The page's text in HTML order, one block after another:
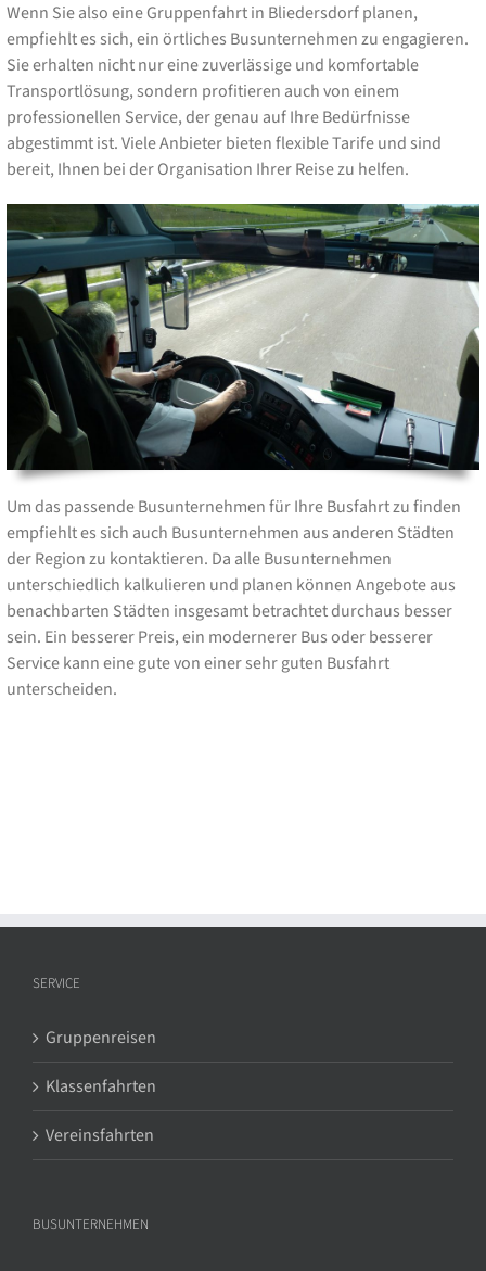
Wenn Sie also eine Gruppenfahrt in Bliedersdorf planen,
empfiehlt es sich, ein örtliches Busunternehmen zu engagieren.
Sie erhalten nicht nur eine zuverlässige und komfortable
Transportlösung, sondern profitieren auch von einem
professionellen Service, der genau auf Ihre Bedürfnisse
abgestimmt ist. Viele Anbieter bieten flexible Tarife und sind
bereit, Ihnen bei der Organisation Ihrer Reise zu helfen.
Um das passende Busunternehmen für Ihre Busfahrt zu finden
empfiehlt es sich auch Busunternehmen aus anderen Städten
der Region zu kontaktieren. Da alle Busunternehmen
unterschiedlich kalkulieren und planen können Angebote aus
benachbarten Städten insgesamt betrachtet durchaus besser
sein. Ein besserer Preis, ein modernerer Bus oder besserer
Service kann eine gute von einer sehr guten Busfahrt
unterscheiden.
SERVICE
Gruppenreisen
Klassenfahrten
Vereinsfahrten
BUSUNTERNEHMEN